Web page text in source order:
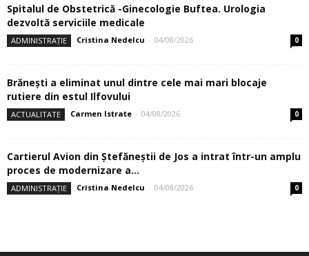
Spitalul de Obstetrică -Ginecologie Buftea. Urologia
dezvoltă serviciile medicale
ADMINISTRAȚIE Cristina Nedelcu - 04/08/2026 0
Brănești a eliminat unul dintre cele mai mari blocaje
rutiere din estul Ilfovului
ACTUALITATE Carmen Istrate - 04/08/2026 0
Cartierul Avion din Ştefăneştii de Jos a intrat într-un amplu
proces de modernizare a...
ADMINISTRAȚIE Cristina Nedelcu - 04/08/2026 0